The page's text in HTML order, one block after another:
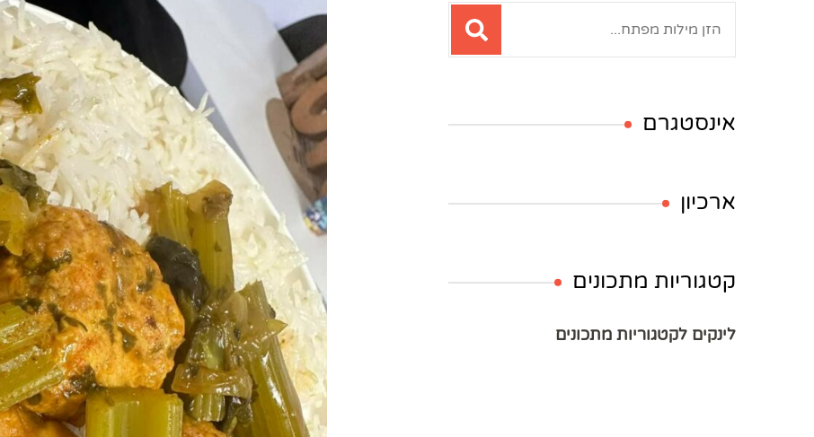
אינסטגרם
ארכיון
קטגוריות מתכונים
לינקים לקטגוריות מתכונים